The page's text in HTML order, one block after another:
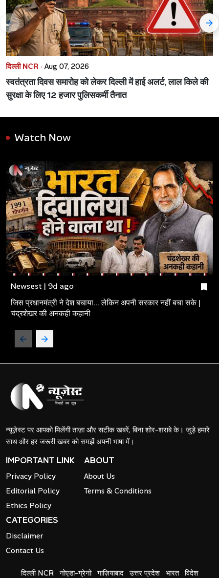
दिल्ली NCR · Aug 07, 2026
स्वतंत्रता दिवस समारोह को लेकर दिल्ली में हाई अलर्ट, लाल किले की
सुरक्षा के लिए 12 हजार पुलिसकर्मी तैनात
Watch Now
Newsest | 9d ago
जिस प्रधानमंत्री ने देश बचाया... लेकिन अपनी सरकार नहीं बचा सके |
चंद्रशेखर की अनकही कहानी
न्यूज़ेस्ट पर आपको मिलेंगी ताज़ा और सटीक खबरें, बिना शोर-शराबे के। जुड़े हमारे
साथ और हर जरूरी खबर को समझें अपनी भाषा में।
IMPORTANT LINK
Privacy Policy
Editorial Policy
Ethics Policy
ABOUT
About Us
Terms & Conditions
CATEGORIES
Disclaimer
Contact Us
दिल्ली NCR नोएडा-ग्रेनो गाज़ियाबाद उत्तर प्रदेश भारत विदेश